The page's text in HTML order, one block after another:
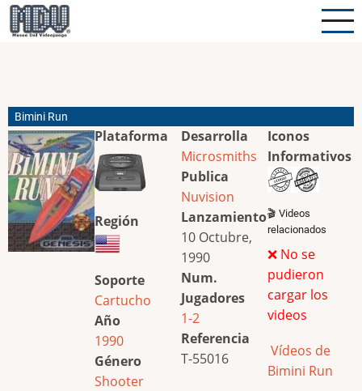
Pasar
al
Bimini Run
Plataforma
Región
Soporte
Cartucho
Año
1990
Género
Shooter
Desarrolla
Microsmiths
Publica
Nuvision
Lanzamiento
10 Octubre,
1990
Num.
Jugadores
1-2
Referencia
T-55016
Iconos
Informativos
🎬 Videos
relacionados
❌ No se
pudieron
cargar los
videos
Vídeos de
Bimini Run